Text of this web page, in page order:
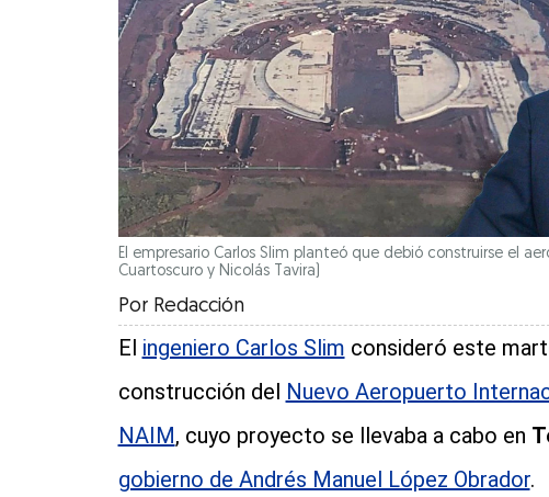
El empresario Carlos Slim planteó que debió construirse el
Cuartoscuro y Nicolás Tavira)
Por Redacción
El ingeniero Carlos Slim consideró este
construcción del Nuevo Aeropuerto
NAIM, cuyo proyecto se llevaba a cabo en
gobierno de Andrés Manuel López Obrador.